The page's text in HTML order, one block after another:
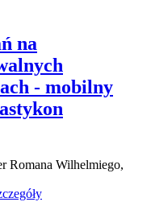
na
- mobilny
Romana Wilhelmiego,